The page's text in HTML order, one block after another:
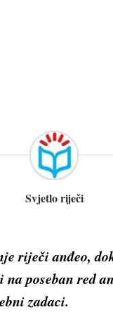
Svjetlo riječi
riječianđeo,
na poseban red
zadaci.